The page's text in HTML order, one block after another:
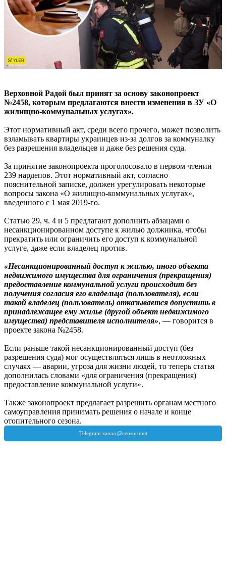
Верховной Радой был принят за основу законопроект
№2458, которым предлагаются внести изменения в ЗУ «О
жилищно-коммунальных услугах».
Этот нормативный акт, среди всего прочего, может позволить
взламывать квартиры украинцев из-за долгов за коммуналку
без разрешения владельцев и даже без решения суда.
За принятие законопроекта проголосовало в первом чтении
239 нардепов. Этот нормативный акт, согласно
пояснительной записке, должен урегулировать некоторые
вопросы закона «О жилищно-коммунальных услугах»,
введенного с 1 мая 2019-го.
Статью 29, ч. 4 и 5 предлагают дополнить абзацами о
несанкционированном доступе к жилью должника, чтобы
прекратить или ограничить его доступ к коммунальной
услуге, даже если владелец против.
«Несанкционированный доступ к жилью, иного объекта
недвижимого имущества для ограничения (прекращения)
предоставление коммунальной услуги происходит без
получения согласия его владельца (пользователя), если
такой владелец (пользователь) отказывается допустить в
принадлежащее ему жилье (другой объект недвижимого
имущества) представителя исполнителя», — говорится в
проекте закона №2458.
Если раньше такой несанкционированный доступ (без
разрешения суда) мог осуществляться лишь в неотложных
случаях — аварии, угроза для жизни людей, то теперь статья
дополнилась словами «для ограничения (прекращения)
предоставление коммунальной услуги».
Также законопроект предлагает разрешить органам местного
самоуправления принимать решения о начале и конце
отопительного сезона.